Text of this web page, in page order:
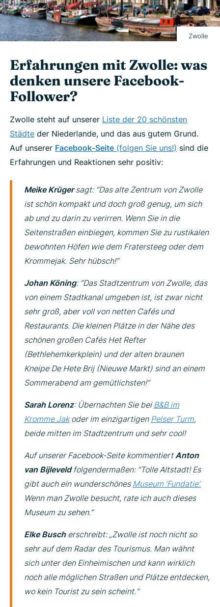
Zwolle
Erfahrungen mit Zwolle: was
denken unsere Facebook-
Follower?
Zwolle steht auf unserer Liste der 20 schönsten
Städte der Niederlande, und das aus gutem Grund.
Auf unserer Facebook-Seite (folgen Sie uns!) sind die
Erfahrungen und Reaktionen sehr positiv:
Meike Krügersagt: “Das alte Zentrum von Zwolle
ist schön kompakt und doch groß genug, um sich
ab und zu darin zu verirren. Wenn Sie in die
Seitenstraßen einbiegen, kommen Sie zu rustikalen
bewohnten Höfen wie dem Fratersteeg oder dem
Krommejak. Sehr hübsch!”
Johan Köning: “Das Stadtzentrum von Zwolle, das
von einem Stadtkanal umgeben ist, ist zwar nicht
sehr groß, aber voll von netten Cafés und
Restaurants. Die kleinen Plätze in der Nähe des
schönen großen Cafés Het Refter
(Bethlehemkerkplein) und der alten braunen
Kneipe De Hete Brij (Nieuwe Markt) sind an einem
Sommerabend am gemütlichsten!”
Sarah Lorenz: Übernachten Sie beiB&B im
Kromme Jakoder im einzigartigen Pelser Turm,
beide mitten im Stadtzentrum und sehr cool!
Auf unserer Facebook-Seite kommentiertAnton
van Bijleveldfolgendermaßen: “Tolle Altstadt! Es
gibt auch ein wunderschönes Museum ‘Fundatie’.
Wenn man Zwolle besucht, rate ich auch dieses
Museum zu sehen.”
Elke Buscherschreibt: „Zwolle ist noch nicht so
sehr auf dem Radar des Tourismus. Man wähnt
sich unter den Einheimischen und kann wirklich
noch alle möglichen Straßen und Plätze entdecken,
wo kein Tourist zu sein scheint.“